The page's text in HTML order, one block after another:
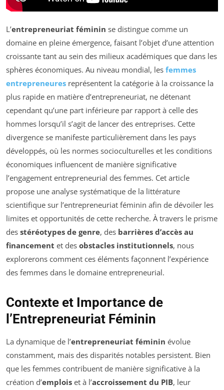
L’entrepreneuriat féminin se distingue comme un
domaine en pleine émergence, faisant l’objet d’une attention
croissante tant au sein des milieux académiques que dans les
sphères économiques. Au niveau mondial, les femmes
entrepreneures représentent la catégorie à la croissance la
plus rapide en matière d’entrepreneuriat, ne détenant
cependant qu’une part inférieure par rapport à celle des
hommes lorsqu’il s’agit de lancer des entreprises. Cette
divergence se manifeste particulièrement dans les pays
développés, où les normes socioculturelles et les conditions
économiques influencent de manière significative
l’engagement entrepreneurial des femmes. Cet article
propose une analyse systématique de la littérature
scientifique sur l’entrepreneuriat féminin afin de dévoiler les
limites et opportunités de cette recherche. À travers le prisme
des stéréotypes de genre, des barrières d’accès au
financement et des obstacles institutionnels, nous
explorerons comment ces éléments façonnent l’expérience
des femmes dans le domaine entrepreneurial.
Contexte et Importance de
l’Entrepreneuriat Féminin
La dynamique de l’entrepreneuriat féminin évolue
constamment, mais des disparités notables persistent. Bien
que les femmes contribuent de manière significative à la
création d’emplois et à l’accroissement du PIB, leur